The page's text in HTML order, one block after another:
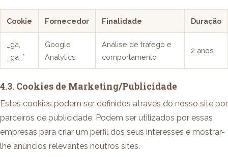
Cookie Fornecedor Finalidade Duração
_ga,
_ga_*
Google
Analytics
Análise de tráfego e
comportamento
2 anos
4.3. Cookies de Marketing/Publicidade
Estes cookies podem ser definidos através do nosso site por
parceiros de publicidade. Podem ser utilizados por essas
empresas para criar um perfil dos seus interesses e mostrar-
lhe anúncios relevantes noutros sites.